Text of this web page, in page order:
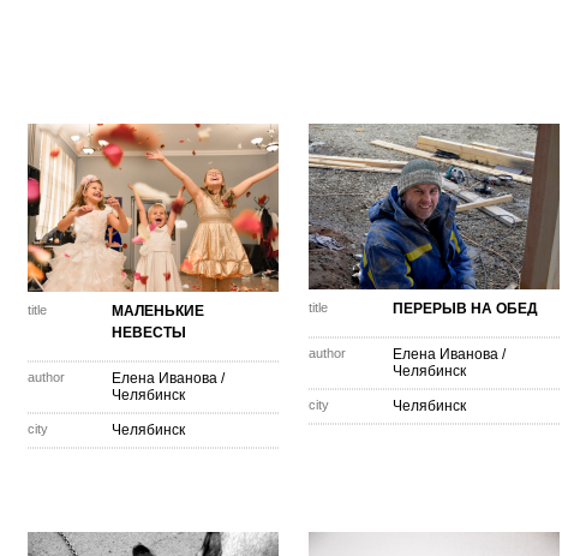
title
МАЛЕНЬКИЕ
НЕВЕСТЫ
author Елена Иванова /
Челябинск
city Челябинск
title ПЕРЕРЫВ НА ОБЕД
author Елена Иванова /
Челябинск
city Челябинск